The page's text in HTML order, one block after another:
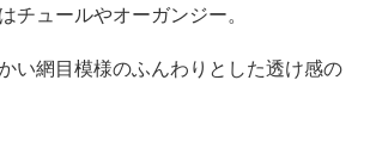
チュールやオーガンジー。
い網目模様のふんわりとした透け感の